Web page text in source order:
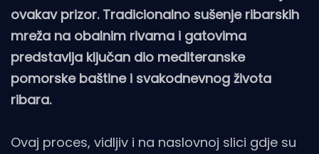
ovakav prizor. Tradicionalno sušenje ribarskih
mreža na obalnim rivama i gatovima
predstavlja ključan dio mediteranske
pomorske baštine i svakodnevnog života
ribara.
Ovaj proces, vidljiv i na naslovnoj slici gdje su